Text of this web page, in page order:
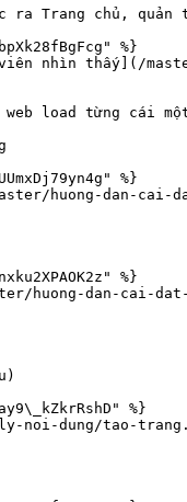
ra Trang chủ, quản
%}
nhìn thấy](/
load từng cái
%}
huong-dan-
%}
huong-dan-cai-
%}
noi-dung/tao-